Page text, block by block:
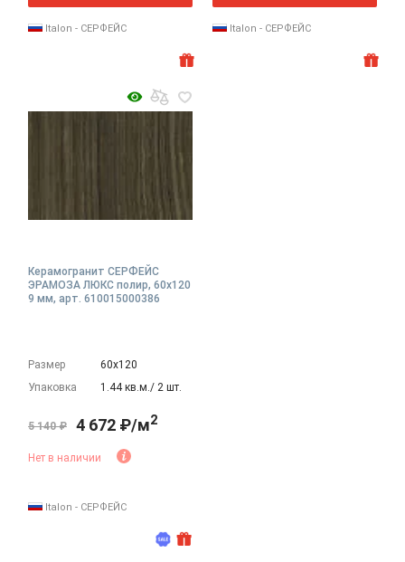
Italon - СЕРФЕЙС Italon - СЕРФЕЙС
Керамогранит СЕРФЕЙС
ЭРАМОЗА ЛЮКС полир, 60x120
9 мм, арт. 610015000386
Размер
60х120
Упаковка
1.44 кв.м./ 2 шт.
5 140 ₽ 4 672 ₽/м2
Нет в наличии
Italon - СЕРФЕЙС